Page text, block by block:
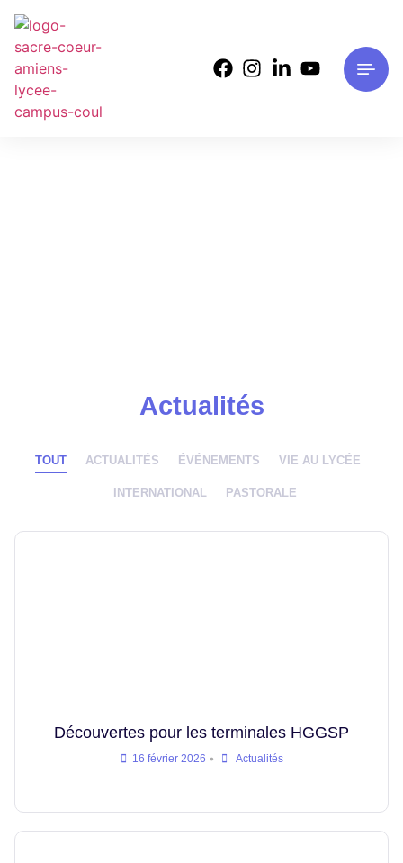
Actualités
TOUT ACTUALITÉS ÉVÉNEMENTS VIE AU LYCÉE
INTERNATIONAL PASTORALE
Découvertes pour les terminales HGGSP
16 février 2026 • Actualités